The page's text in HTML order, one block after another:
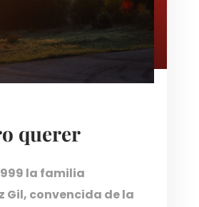
querer
la familia
Gil, convencida de la